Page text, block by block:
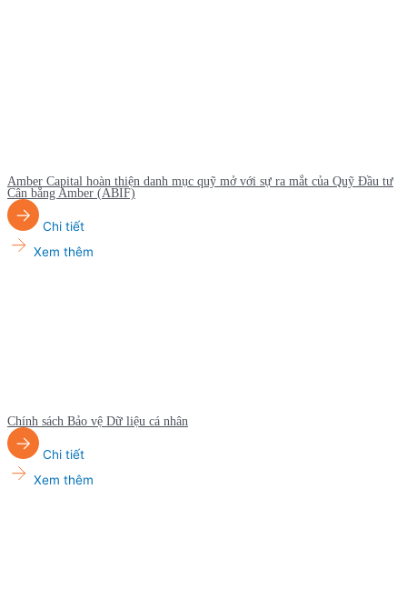
Amber Capital hoàn thiện danh mục quỹ mở với sự ra mắt của Quỹ Đầu tư
Cân bằng Amber (ABIF)
Chi tiết
Xem thêm
Chính sách Bảo vệ Dữ liệu cá nhân
Chi tiết
Xem thêm